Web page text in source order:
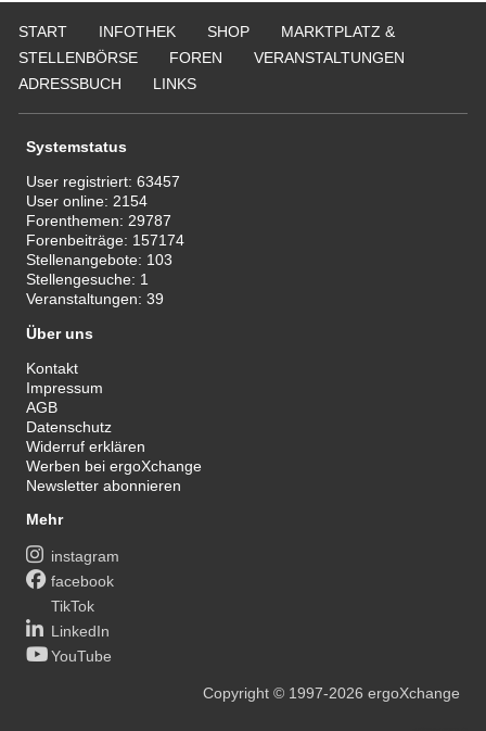
START INFOTHEK SHOP
MARKTPLATZ &
STELLENBÖRSE
FOREN
VERANSTALTUNGEN
ADRESSBUCH
LINKS
Systemstatus
User registriert:63457
User online: 2154
Forenthemen: 29787
Forenbeiträge: 157174
Stellenangebote: 103
Stellengesuche: 1
Veranstaltungen:39
Über uns
Kontakt
Impressum
AGB
Datenschutz
Widerruf erklären
Werben bei ergoXchange
Newsletter abonnieren
Mehr
instagram
facebook
TikTok
LinkedIn
YouTube
Copyright© 1997-2026 ergoXchange